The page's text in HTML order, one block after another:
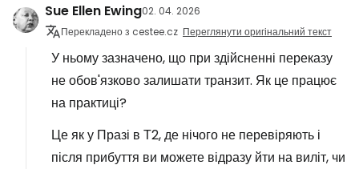
Sue Ellen Ewing02. 04. 2026
Перекладено з cestee.cz Переглянути оригінальний текст
У ньому зазначено, що при здійсненні переказу
не обов'язково залишати транзит. Як це працює
на практиці?
Це як у Празі в Т2, де нічого не перевіряють і
після прибуття ви можете відразу йти на виліт, чи